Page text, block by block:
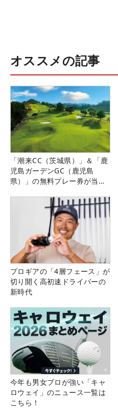
オススメの記事
「潮来CC（茨城県）」＆「鹿
児島ガーデンGC（鹿児島
県）」の無料プレー券が当た
プロギアの「4層フェース」が
切り開く高初速ドライバーの
新時代
今年も男女プロが強い「キャ
ロウェイ」のニュース一覧は
こちら！